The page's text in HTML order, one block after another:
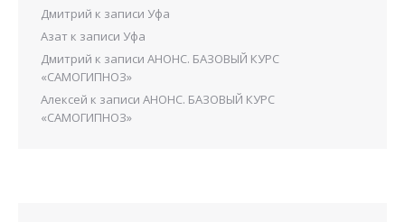
Дмитрий к записи Уфа
Азат к записи Уфа
Дмитрий к записи АНОНС. БАЗОВЫЙ КУРС
«САМОГИПНОЗ»
Алексей к записи АНОНС. БАЗОВЫЙ КУРС
«САМОГИПНОЗ»